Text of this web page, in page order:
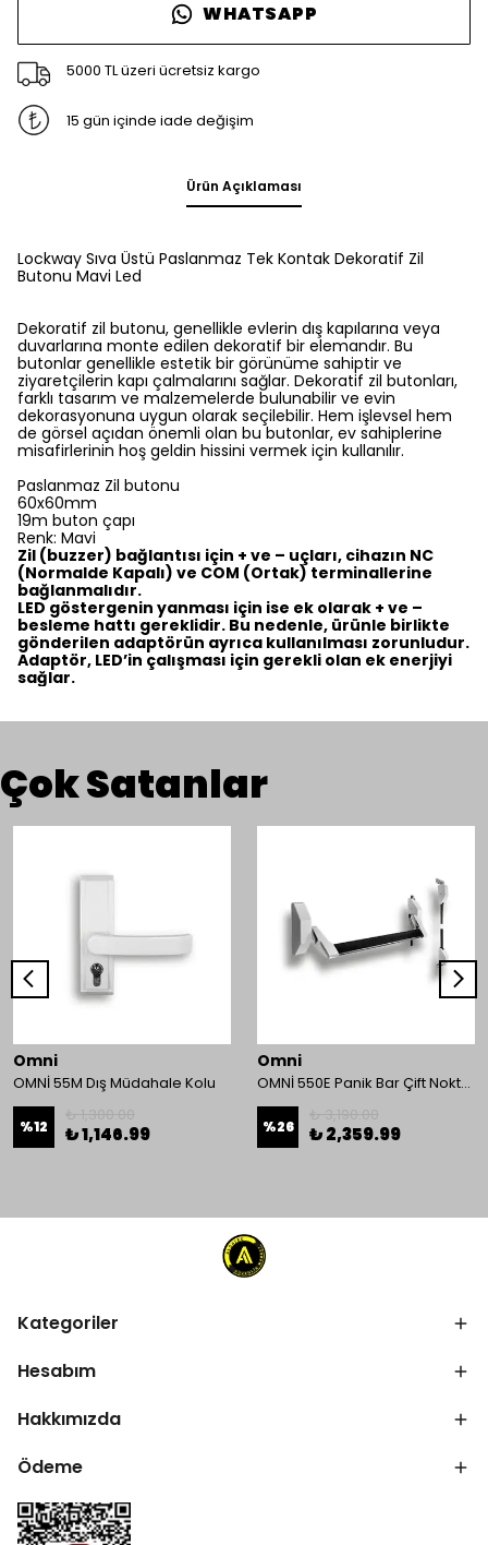
WHATSAPP
5000 TL üzeri ücretsiz kargo
15 gün içinde iade değişim
Ürün Açıklaması
Lockway Sıva Üstü Paslanmaz Tek Kontak Dekoratif Zil
Butonu Mavi Led
Dekoratif zil butonu, genellikle evlerin dış kapılarına veya
duvarlarına monte edilen dekoratif bir elemandır. Bu
butonlar genellikle estetik bir görünüme sahiptir ve
ziyaretçilerin kapı çalmalarını sağlar. Dekoratif zil butonları,
farklı tasarım ve malzemelerde bulunabilir ve evin
dekorasyonuna uygun olarak seçilebilir. Hem işlevsel hem
de görsel açıdan önemli olan bu butonlar, ev sahiplerine
misafirlerinin hoş geldin hissini vermek için kullanılır.
Paslanmaz Zil butonu
60x60mm
19m buton çapı
Renk: Mavi
Zil (buzzer) bağlantısı için + ve – uçları, cihazın NC
(Normalde Kapalı) ve COM (Ortak) terminallerine
bağlanmalıdır.
LED göstergenin yanması için ise ek olarak + ve –
besleme hattı gereklidir. Bu nedenle, ürünle birlikte
gönderilen adaptörün ayrıca kullanılması zorunludur.
Adaptör, LED’in çalışması için gerekli olan ek enerjiyi
sağlar.
Çok Satanlar
Omni
OMNİ 55M Dış Müdahale Kolu
%12 ₺ 1,146.99
Omni
OMNİ 550E Panik Bar Çift Nokta Yüzey Tip
%26 ₺ 2,359.99
Kategoriler
Hesabım
Hakkımızda
Ödeme